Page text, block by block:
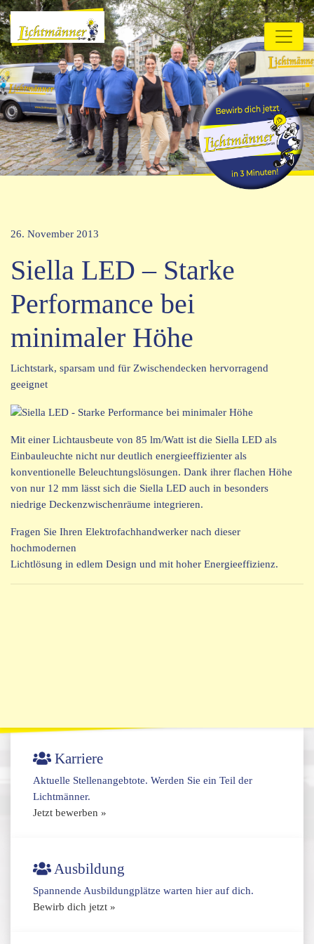
26. November 2013
Siella LED – Starke
Performance bei
minimaler Höhe
Lichtstark, sparsam und für Zwischendecken hervorragend
geeignet
Mit einer Lichtausbeute von 85 lm/Watt ist die Siella LED als
Einbauleuchte nicht nur deutlich energieeffizienter als
konventionelle Beleuchtungslösungen. Dank ihrer flachen Höhe
von nur 12 mm lässt sich die Siella LED auch in besonders
niedrige Deckenzwischenräume integrieren.
Fragen Sie Ihren Elektrofachhandwerker nach dieser
hochmodernen
Lichtlösung in edlem Design und mit hoher Energieeffizienz.
Karriere
Aktuelle Stellenangebtote. Werden Sie ein Teil der
Lichtmänner.
Jetzt bewerben »
Ausbildung
Spannende Ausbildungplätze warten hier auf dich.
Bewirb dich jetzt »